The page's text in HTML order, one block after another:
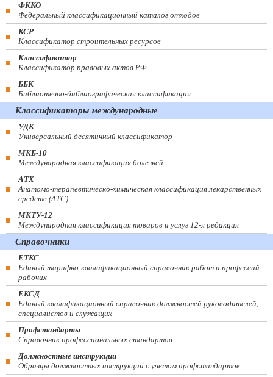
ФККО
Федеральный классификационный каталог отходов
КСР
Классификатор строительных ресурсов
Классификатор
Классификатор правовых актов РФ
ББК
Библиотечно-библиографическая классификация
Классификаторы международные
УДК
Универсальный десятичный классификатор
МКБ-10
Международная классификация болезней
АТХ
Анатомо-терапевтическо-химическая классификация лекарственных
средств (ATC)
МКТУ-12
Международная классификация товаров и услуг 12-я редакция
Справочники
ЕТКС
Единый тарифно-квалификационный справочник работ и профессий
рабочих
ЕКСД
Единый квалификационный справочник должностей руководителей,
специалистов и служащих
Профстандарты
Справочник профессиональных стандартов
Должностные инструкции
Образцы должностных инструкций с учетом профстандартов